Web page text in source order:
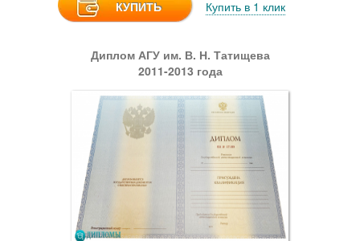
КУПИТЬ Купить в 1 клик
Диплом АГУ им. В. Н. Татищева
2011-2013 года